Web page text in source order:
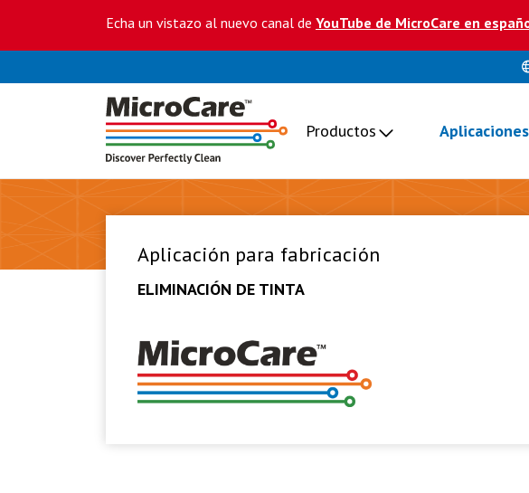
Echa un vistazo al nuevo canal de YouTube de MicroCare en
Productos Aplicaciones
Aplicación para fabricación
ELIMINACIÓN DE TINTA